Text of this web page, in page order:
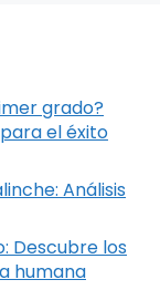
grado?
el éxito
Análisis
Descubre los
humana